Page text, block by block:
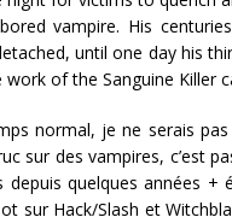
vampire. His
until one day his
of the Sanguine Killer
normal, je ne serais
sur des vampires, c’est
depuis quelques années +
sur Hack/Slash et